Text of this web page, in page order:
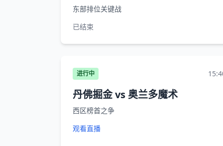
东部排位关键战
已结束
进行中
丹佛掘金 vs 奥兰多魔术
西区榜首之争
观看直播